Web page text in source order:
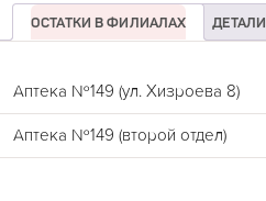
ОСТАТКИ В ФИЛИАЛАХ ДЕТАЛИ
Аптека №149 (ул. Хизроева 8)
Аптека №149 (второй отдел)